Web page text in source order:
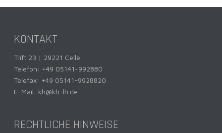
KONTAKT
Trift 23 | 29221 Celle
Telefon: +49 05141-992880
Telefax: +49 05141-9928820
E-Mail: kh@kh-lh.de
RECHTLICHE HINWEISE